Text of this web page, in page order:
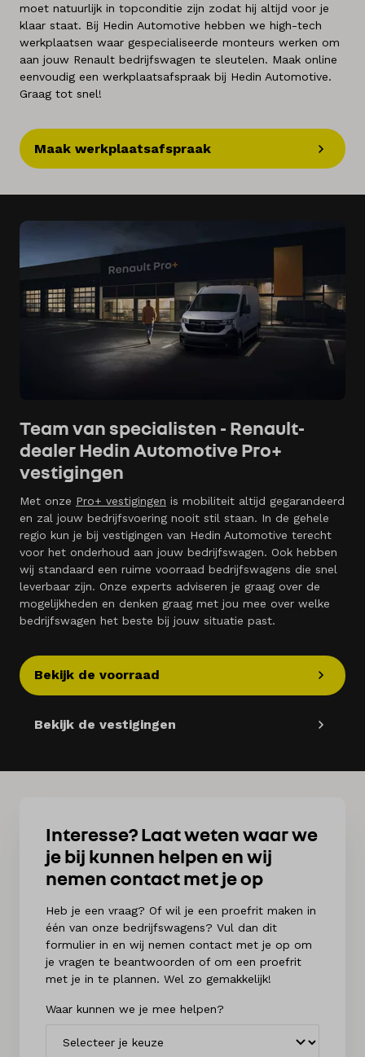
moet natuurlijk in topconditie zijn zodat hij altijd voor je
klaar staat. Bij Hedin Automotive hebben we high-tech
werkplaatsen waar gespecialiseerde monteurs werken om
aan jouw Renault bedrijfswagen te sleutelen. Maak online
eenvoudig een werkplaatsafspraak bij Hedin Automotive.
Graag tot snel!
Maak werkplaatsafspraak
Team van specialisten - Renault-
dealer Hedin Automotive Pro+
vestigingen
Met onze Pro+ vestigingen is mobiliteit altijd gegarandeerd
en zal jouw bedrijfsvoering nooit stil staan. In de gehele
regio kun je bij vestigingen van Hedin Automotive terecht
voor het onderhoud aan jouw bedrijfswagen. Ook hebben
wij standaard een ruime voorraad bedrijfswagens die snel
leverbaar zijn. Onze experts adviseren je graag over de
mogelijkheden en denken graag met jou mee over welke
bedrijfswagen het beste bij jouw situatie past.
Bekijk de voorraad
Bekijk de vestigingen
Interesse? Laat weten waar we
je bij kunnen helpen en wij
nemen contact met je op
Heb je een vraag? Of wil je een proefrit maken in
één van onze bedrijfswagens? Vul dan dit
formulier in en wij nemen contact met je op om
je vragen te beantwoorden of om een proefrit
met je in te plannen. Wel zo gemakkelijk!
Waar kunnen we je mee helpen?